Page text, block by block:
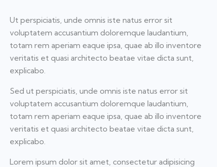
Ut perspiciatis, unde omnis iste natus error sit
voluptatem accusantium doloremque laudantium,
totam rem aperiam eaque ipsa, quae ab illo inventore
veritatis et quasi architecto beatae vitae dicta sunt,
explicabo.
Sed ut perspiciatis, unde omnis iste natus error sit
voluptatem accusantium doloremque laudantium,
totam rem aperiam eaque ipsa, quae ab illo inventore
veritatis et quasi architecto beatae vitae dicta sunt,
explicabo.
Lorem ipsum dolor sit amet, consectetur adipisicing